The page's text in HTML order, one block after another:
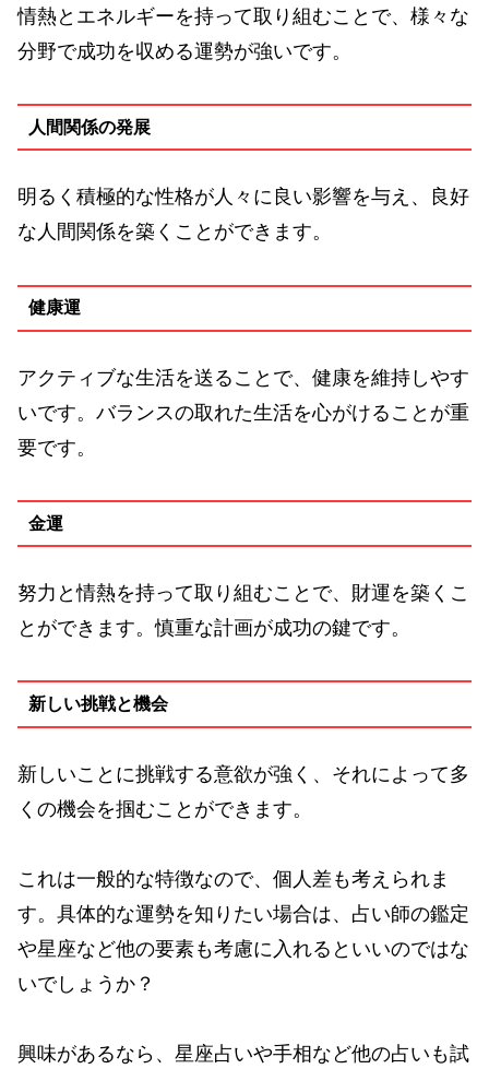
情熱とエネルギーを持って取り組むことで、様々な
分野で成功を収める運勢が強いです。
人間関係の発展
明るく積極的な性格が人々に良い影響を与え、良好
な人間関係を築くことができます。
健康運
アクティブな生活を送ることで、健康を維持しやす
いです。バランスの取れた生活を心がけることが重
要です。
金運
努力と情熱を持って取り組むことで、財運を築くこ
とができます。慎重な計画が成功の鍵です。
新しい挑戦と機会
新しいことに挑戦する意欲が強く、それによって多
くの機会を掴むことができます。
これは一般的な特徴なので、個人差も考えられま
す。具体的な運勢を知りたい場合は、占い師の鑑定
や星座など他の要素も考慮に入れるといいのではな
いでしょうか？
興味があるなら、星座占いや手相など他の占いも試